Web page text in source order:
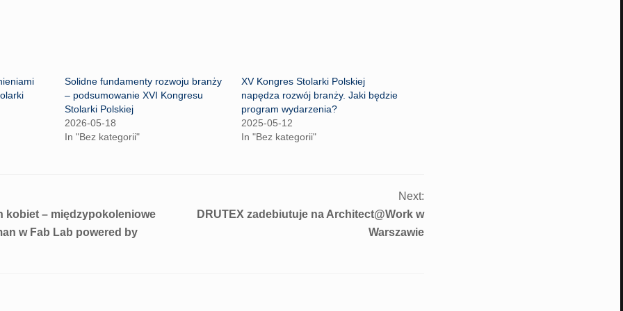
Solidne fundamenty rozwoju branży
– podsumowanie XVI Kongresu
Stolarki Polskiej
2026-05-18
In "Bez kategorii"
XV Kongres Stolarki Polskiej
napędza rozwój branży. Jaki będzie
program wydarzenia?
2025-05-12
In "Bez kategorii"
kobiet – międzypokoleniowe
w Fab Lab powered by
Next:
DRUTEX zadebiutuje na Architect@Work w
Warszawie